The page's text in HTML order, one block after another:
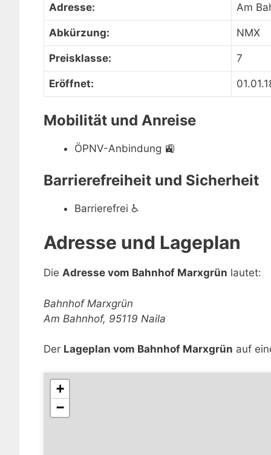
Adresse: Am
Abkürzung: NMX
Preisklasse: 7
Eröffnet:
Mobilität und Anreise
ÖPNV-Anbindung 🚉
Barrierefreiheit und Sicherheit
Barrierefrei ♿
Adresse und Lageplan
Die Adresse vom Bahnhof Marxgrün lautet:
Bahnhof Marxgrün
Am Bahnhof, 95119 Naila
Der Lageplan vom Bahnhof Marxgrün auf
+
−